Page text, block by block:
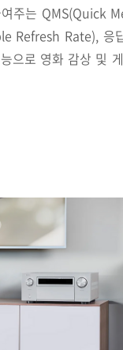
주는 QMS(Quick
Refresh Rate), 응
로 영화 감상 및